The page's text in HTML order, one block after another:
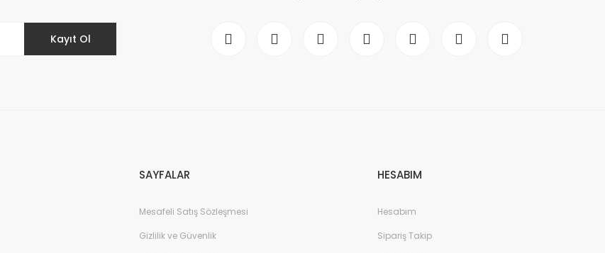
Kayıt Ol
SAYFALAR
Mesafeli Satış Sözleşmesi
Gizlilik ve Güvenlik
HESABIM
Hesabım
Sipariş Takip